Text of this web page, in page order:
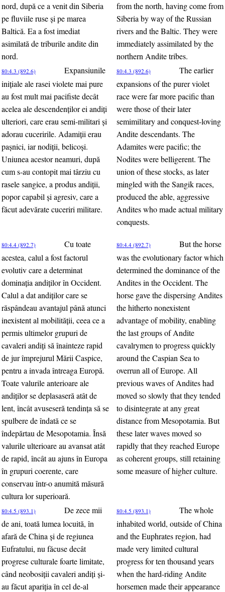
nord, după ce a venit din Siberia
pe fluviile ruse şi pe marea
Baltică. Ea a fost imediat
asimilată de triburile andite din
nord.
from the north, having come from
Siberia by way of the Russian
rivers and the Baltic. They were
immediately assimilated by the
northern Andite tribes.
80:4.3 (892.6)
Expansiunile
iniţiale ale rasei violete mai pure
au fost mult mai pacifiste decât
acelea ale descendenţilor ei andiţi
ulteriori, care erau semi-militari şi
adorau cuceririle. Adamiţii erau
paşnici, iar nodiţii, belicoşi.
Uniunea acestor neamuri, după
cum s-au contopit mai târziu cu
rasele sangice, a produs andiţii,
popor capabil şi agresiv, care a
făcut adevărate cuceriri militare.
80:4.3 (892.6)
The earlier
expansions of the purer violet
race were far more pacific than
were those of their later
semimilitary and conquest-loving
Andite descendants. The
Adamites were pacific; the
Nodites were belligerent. The
union of these stocks, as later
mingled with the Sangik races,
produced the able, aggressive
Andites who made actual military
conquests.
80:4.4 (892.7)
Cu toate
acestea, calul a fost factorul
evolutiv care a determinat
dominaţia andiţilor în Occident.
Calul a dat andiţilor care se
răspândeau avantajul până atunci
inexistent al mobilităţii, ceea ce a
permis ultimelor grupuri de
cavaleri andiţi să înainteze rapid
de jur împrejurul Mării Caspice,
pentru a invada întreaga Europă.
Toate valurile anterioare ale
andiţilor se deplasaseră atât de
lent, încât avuseseră tendinţa să se
spulbere de îndată ce se
îndepărtau de Mesopotamia. Însă
valurile ulterioare au avansat atât
de rapid, încât au ajuns în Europa
în grupuri coerente, care
conservau într-o anumită măsură
cultura lor superioară.
80:4.4 (892.7)
But the horse
was the evolutionary factor which
determined the dominance of the
Andites in the Occident. The
horse gave the dispersing Andites
the hitherto nonexistent
advantage of mobility, enabling
the last groups of Andite
cavalrymen to progress quickly
around the Caspian Sea to
overrun all of Europe. All
previous waves of Andites had
moved so slowly that they tended
to disintegrate at any great
distance from Mesopotamia. But
these later waves moved so
rapidly that they reached Europe
as coherent groups, still retaining
some measure of higher culture.
80:4.5 (893.1)
De zece mii
de ani, toată lumea locuită, în
afară de China şi de regiunea
Eufratului, nu făcuse decât
progrese culturale foarte limitate,
când neobosiţii cavaleri andiţi şi-
au făcut apariţia în cel de-al
80:4.5 (893.1)
The whole
inhabited world, outside of China
and the Euphrates region, had
made very limited cultural
progress for ten thousand years
when the hard-riding Andite
horsemen made their appearance